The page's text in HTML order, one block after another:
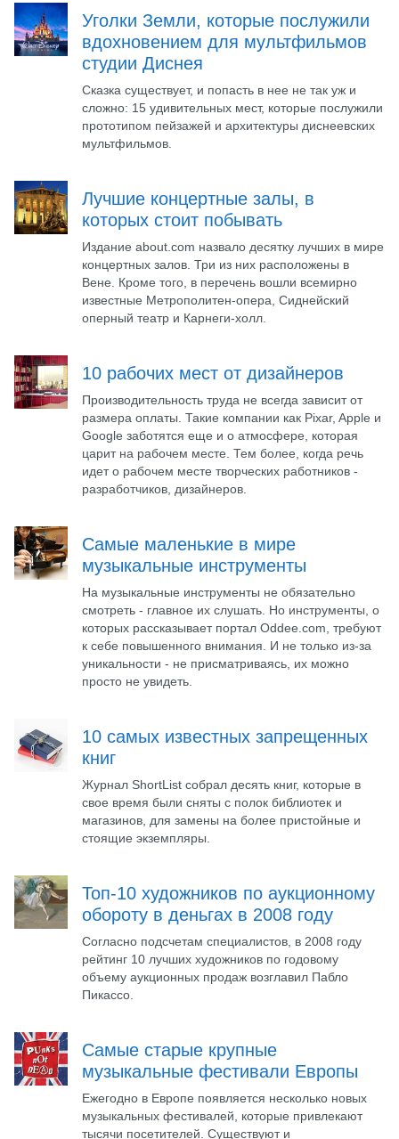
Уголки Земли, которые послужили
вдохновением для мультфильмов
студии Диснея
Сказка существует, и попасть в нее не так уж и
сложно: 15 удивительных мест, которые послужили
прототипом пейзажей и архитектуры диснеевских
мультфильмов.
Лучшие концертные залы, в
которых стоит побывать
Издание about.com назвало десятку лучших в мире
концертных залов. Три из них расположены в
Вене. Кроме того, в перечень вошли всемирно
известные Метрополитен-опера, Сиднейский
оперный театр и Карнеги-холл.
10 рабочих мест от дизайнеров
Производительность труда не всегда зависит от
размера оплаты. Такие компании как Pixar, Apple и
Google заботятся еще и о атмосфере, которая
царит на рабочем месте. Тем более, когда речь
идет о рабочем месте творческих работников -
разработчиков, дизайнеров.
Самые маленькие в мире
музыкальные инструменты
На музыкальные инструменты не обязательно
смотреть - главное их слушать. Но инструменты, о
которых рассказывает портал Oddee.com, требуют
к себе повышенного внимания. И не только из-за
уникальности - не присматриваясь, их можно
просто не увидеть.
10 самых известных запрещенных
книг
Журнал ShortList собрал десять книг, которые в
свое время были сняты с полок библиотек и
магазинов, для замены на более пристойные и
стоящие экземпляры.
Топ-10 художников по аукционному
обороту в деньгах в 2008 году
Согласно подсчетам специалистов, в 2008 году
рейтинг 10 лучших художников по годовому
объему аукционных продаж возглавил Пабло
Пикассо.
Самые старые крупные
музыкальные фестивали Европы
Ежегодно в Европе появляется несколько новых
музыкальных фестивалей, которые привлекают
тысячи посетителей. Существуют и